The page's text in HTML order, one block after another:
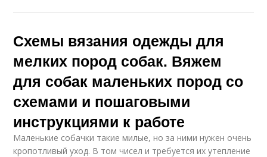
Схемы вязания одежды для
мелких пород собак. Вяжем
для собак маленьких пород со
схемами и пошаговыми
инструкциями к работе
Маленькие собачки такие милые, но за ними нужен очень
кропотливый уход. В том чисел и требуется их утепление